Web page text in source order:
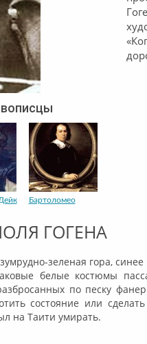
Бартоломео
ГОГЕНА
зеленая гора,
белые костюмы
по песку
состояние или
на Таити умирать.